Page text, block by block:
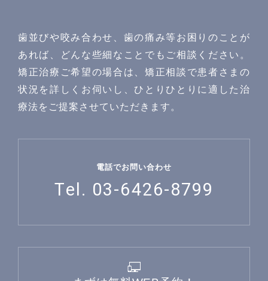
東急池上線戸越銀座駅・都営浅草線戸越駅 徒歩1分
詳しいアクセスを見る
歯並びや咬み合わせ、歯の痛み等お困りのことが
あれば、どんな些細なことでもご相談ください。
矯正治療ご希望の場合は、矯正相談で患者さまの
状況を詳しくお伺いし、ひとりひとりに適した治
療法をご提案させていただきます。
電話でお問い合わせ
Tel. 03-6426-8799